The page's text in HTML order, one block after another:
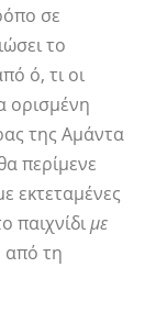
σε
το
ό, τι οι
ορισμένη
της Αμάντα
περίμενε
εκτεταμένες
παιχνίδιμε
από τη